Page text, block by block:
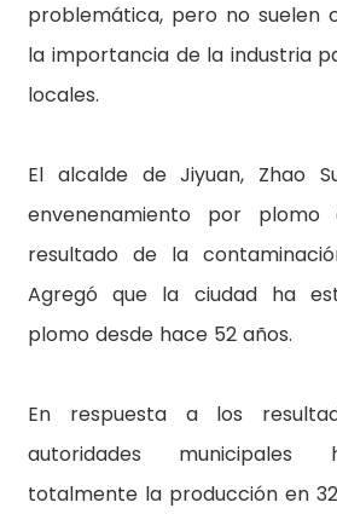
problemática, pero no suelen
la importancia de la industria
locales.
El alcalde de Jiyuan, Zhao
envenenamiento por
resultado de la
Agregó que la ciudad ha
plomo desde hace 52 años.
En respuesta a los
autoridades municipales
totalmente la producción en